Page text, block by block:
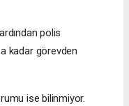
polis
kadar görevden
ise bilinmiyor.